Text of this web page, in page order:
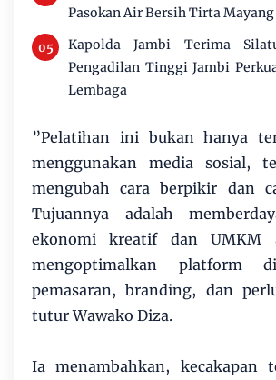
Pasokan Air Bersih Tirta
Kapolda Jambi Terima
Pengadilan Tinggi Jambi
Lembaga
​”Pelatihan ini bukan hanya
menggunakan media sosial,
mengubah cara berpikir dan
Tujuannya adalah
ekonomi kreatif dan UMKM
mengoptimalkan platform
pemasaran, branding, dan
tutur Wawako Diza.
Ia menambahkan, kecakapan